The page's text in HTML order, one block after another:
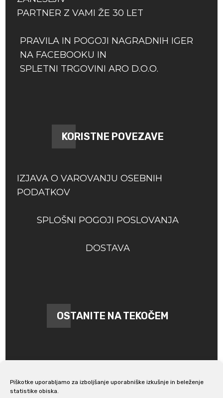
Piškotke uporabljamo za izboljšanje uporabniške izkušnje in beleženje
statistike obiska.
PARTNER Z VAMI ŽE 30 LET
PRAVILA IN POGOJI NAGRADNIH IGER
NA FACEBOOKU IN
SPLETNI TRGOVINI ARO D.O.O.
KORISTNE POVEZAVE
IZJAVA O VAROVANJU OSEBNIH
PODATKOV
SPLOŠNI POGOJI POSLOVANJA
DOSTAVA
OSTANITE NA TEKOČEM